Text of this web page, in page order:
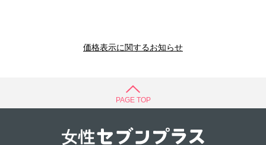
価格表示に関するお知らせ
PAGE TOP